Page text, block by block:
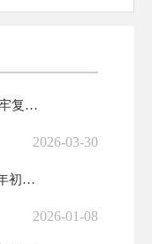
安定区：春耕时节“三措并举” 筑牢复工复产“安全墙”
2026-03-30
国务院安委会部署切实做好岁末年初安全生产工作
2026-01-08